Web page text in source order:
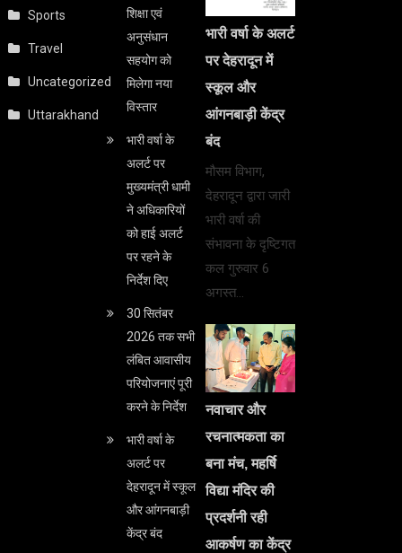
Sports
Travel
Uncategorized
Uttarakhand
शिक्षा एवं
अनुसंधान
सहयोग को
मिलेगा नया
विस्तार
भारी वर्षा के
अलर्ट पर
मुख्यमंत्री धामी
ने अधिकारियों
को हाई अलर्ट
पर रहने के
निर्देश दिए
30 सितंबर
2026 तक सभी
लंबित आवासीय
परियोजनाएं पूरी
करने के निर्देश
भारी वर्षा के
अलर्ट पर
देहरादून में स्कूल
और आंगनबाड़ी
केंद्र बंद
भारी वर्षा के अलर्ट
पर देहरादून में
स्कूल और
आंगनबाड़ी केंद्र
बंद
मौसम विभाग,
देहरादून द्वारा जारी
भारी वर्षा की
संभावना के दृष्टिगत
कल गुरुवार 6
अगस्त…
नवाचार और
रचनात्मकता का
बना मंच, महर्षि
विद्या मंदिर की
प्रदर्शनी रही
आकर्षण का केंद्र